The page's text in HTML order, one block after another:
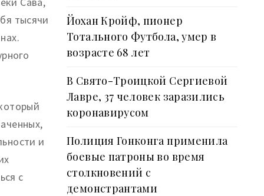
тысячи
и
с
Йохан Кройф, пионер
Тотального Футбола, умер в
возрасте 68 лет
В Свято-Троицкой Сергиевой
Лавре, 37 человек заразились
коронавирусом
Полиция Гонконга применила
боевые патроны во время
столкновений с
демонстрантами